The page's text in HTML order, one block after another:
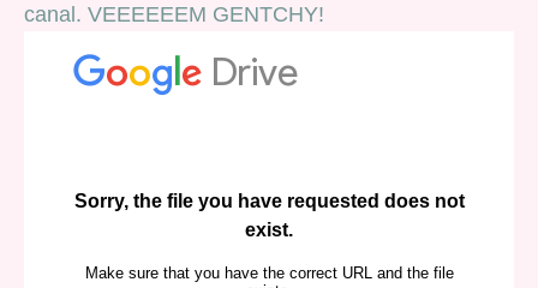
canal. VEEEEEEM GENTCHY!